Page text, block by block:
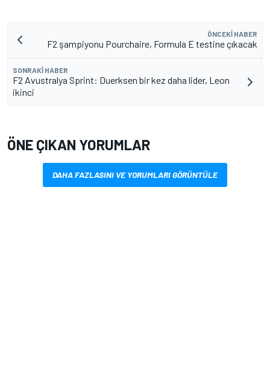
ÖNCEKI HABER
F2 şampiyonu Pourchaire, Formula E testine çıkacak
SONRAKI HABER
F2 Avustralya Sprint: Duerksen bir kez daha lider, Leon
ikinci
ÖNE ÇIKAN YORUMLAR
DAHA FAZLASINI VE YORUMLARI GÖRÜNTÜLE